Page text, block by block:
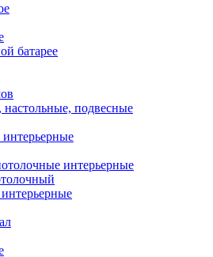
батарее
подвесные
интерьерные